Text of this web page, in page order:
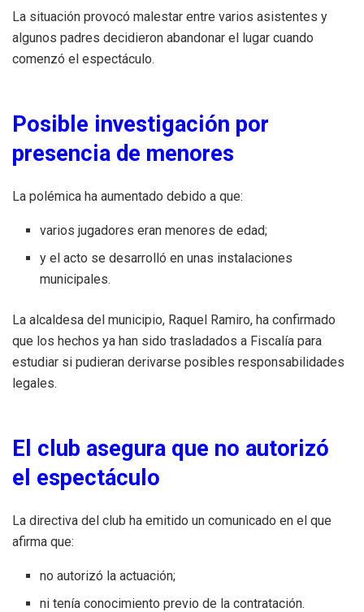
La situación provocó malestar entre varios asistentes y
algunos padres decidieron abandonar el lugar cuando
comenzó el espectáculo.
Posible investigación por
presencia de menores
La polémica ha aumentado debido a que:
varios jugadores eran menores de edad;
y el acto se desarrolló en unas instalaciones
municipales.
La alcaldesa del municipio, Raquel Ramiro, ha confirmado
que los hechos ya han sido trasladados a Fiscalía para
estudiar si pudieran derivarse posibles responsabilidades
legales.
El club asegura que no autorizó
el espectáculo
La directiva del club ha emitido un comunicado en el que
afirma que:
no autorizó la actuación;
ni tenía conocimiento previo de la contratación.